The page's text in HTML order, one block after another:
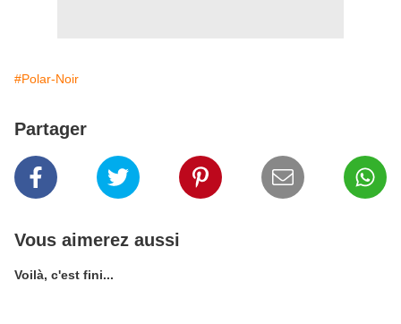
#Polar-Noir
Partager
Vous aimerez aussi
Voilà, c'est fini...